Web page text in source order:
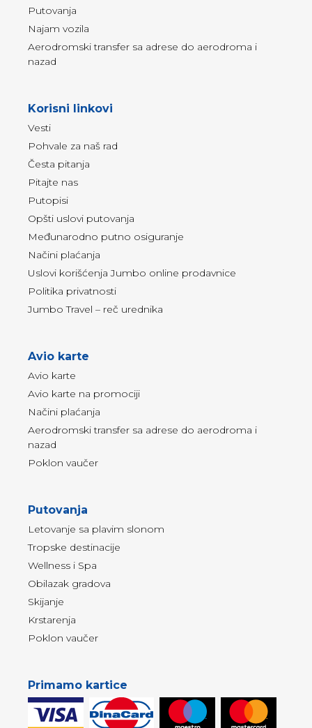
Putovanja
Najam vozila
Aerodromski transfer sa adrese do aerodroma i
nazad
Korisni linkovi
Vesti
Pohvale za naš rad
Česta pitanja
Pitajte nas
Putopisi
Opšti uslovi putovanja
Međunarodno putno osiguranje
Načini plaćanja
Uslovi korišćenja Jumbo online prodavnice
Politika privatnosti
Jumbo Travel – reč urednika
Avio karte
Avio karte
Avio karte na promociji
Načini plaćanja
Aerodromski transfer sa adrese do aerodroma i
nazad
Poklon vaučer
Putovanja
Letovanje sa plavim slonom
Tropske destinacije
Wellness i Spa
Obilazak gradova
Skijanje
Krstarenja
Poklon vaučer
Primamo kartice